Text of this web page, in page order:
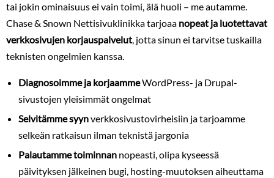
tai jokin ominaisuus ei vain toimi, älä huoli – me autamme.
Chase & Snown Nettisivuklinikka tarjoaa nopeat ja luotettavat
verkkosivujen korjauspalvelut, jotta sinun ei tarvitse tuskailla
teknisten ongelmien kanssa.
Diagnosoimme ja korjaammeWordPress- ja Drupal-
sivustojen yleisimmät ongelmat
Selvitämme syynverkkosivustovirheisiin ja tarjoamme
selkeän ratkaisun ilman teknistä jargonia
Palautamme toiminnan nopeasti, olipa kyseessä
päivityksen jälkeinen bugi, hosting-muutoksen aiheuttama